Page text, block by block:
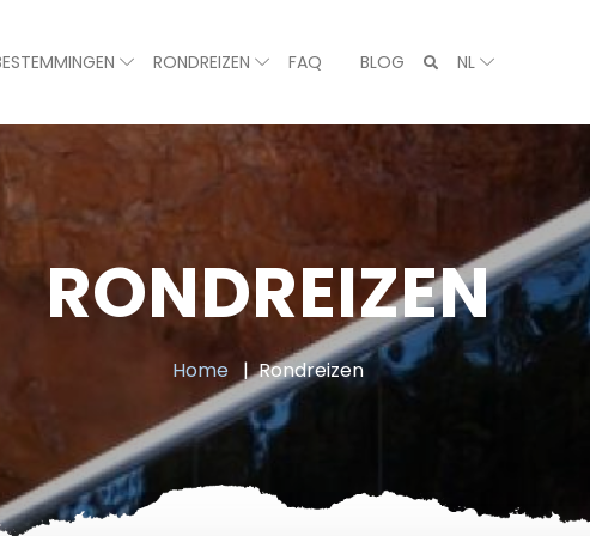
RONDREIZEN FAQ BLOG NL
RONDREIZEN
Home Rondreizen